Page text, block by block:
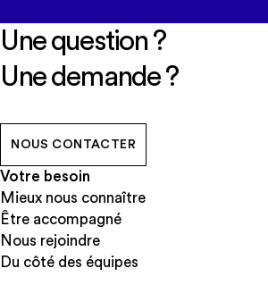
Une question ?
Une demande ?
NOUS CONTACTER
Votre besoin
Mieux nous connaître
Être accompagné
Nous rejoindre
Du côté des équipes